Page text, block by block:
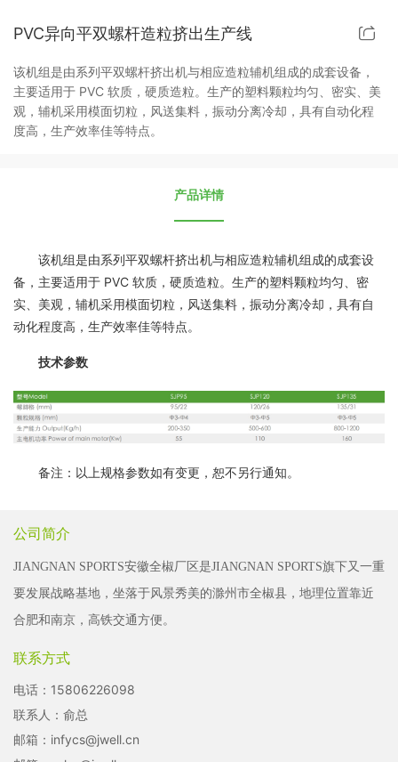
PVC异向平双螺杆造粒挤出生产线
该机组是由系列平双螺杆挤出机与相应造粒辅机组成的成套设备，
主要适用于 PVC 软质，硬质造粒。生产的塑料颗粒均匀、密实、美
观，辅机采用模面切粒，风送集料，振动分离冷却，具有自动化程
度高，生产效率佳等特点。
产品详情
该机组是由系列平双螺杆挤出机与相应造粒辅机组成的成套设
备，主要适用于 PVC 软质，硬质造粒。生产的塑料颗粒均匀、密
实、美观，辅机采用模面切粒，风送集料，振动分离冷却，具有自
动化程度高，生产效率佳等特点。
技术参数
备注：以上规格参数如有变更，恕不另行通知。
公司简介
JIANGNAN SPORTS安徽全椒厂区是JIANGNAN SPORTS旗下又一重
要发展战略基地，坐落于风景秀美的滁州市全椒县，地理位置靠近
合肥和南京，高铁交通方便。
联系方式
电话： 15806226098
联系人：俞总
邮箱： infycs@jwell.cn